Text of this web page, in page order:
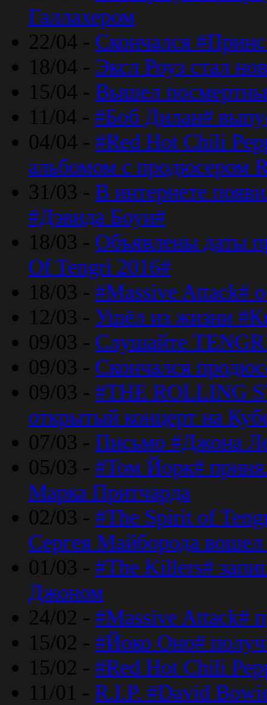
Галлахером
22/04 - Скончался
18/04 - Эксл Роуз стал
15/04 - Вышел
11/04 - #Боб Дилан#
04/04 - #Red Hot Chili
альбомом с продюсером
31/03 - В интернете
#Дэвида Боуи#
18/03 - Объявлены даты
Of Tengri 2016#
18/03 - #Massive Attack#
12/03 - Ушёл из жизни
09/03 - Слушайте
09/03 - Скончался
09/03 - #THE ROLLING
открытый концерт на
07/03 - Письмо #Джона
05/03 - #Том Йорк#
Марка Притчарда
02/03 - #The Spirit of
Сергея Майборода
01/03 - #The Killers#
Джоном
24/02 - #Massive Attack#
15/02 - #Йоко Оно#
15/02 - #Red Hot Chili
11/01 - R.I.P. #David